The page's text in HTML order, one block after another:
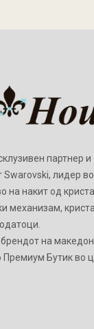
партнер и
Swarovski, лидер
на накит од
механизам,
на
Премиум Бутик во